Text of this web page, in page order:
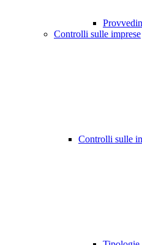
Controlli sulle imprese
Controlli sulle